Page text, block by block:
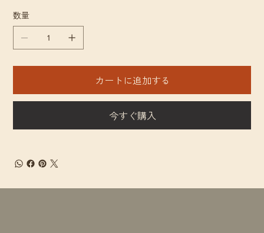
数量
カートに追加する
今すぐ購入